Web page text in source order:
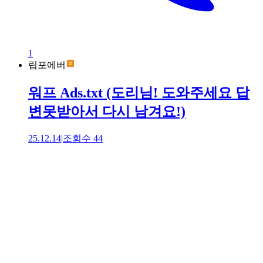
1
립포에버
워프 Ads.txt (도리님! 도와주세요 답
변못받아서 다시 남겨요!)
25.12.14|조회수 44